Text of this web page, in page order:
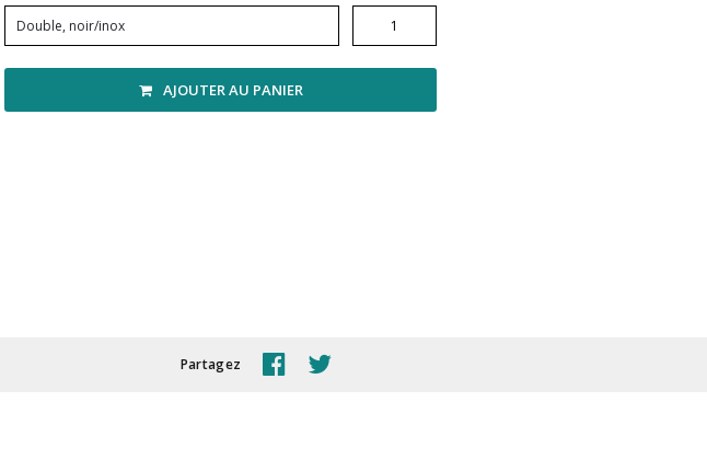
Double, noir/inox
AJOUTER AU PANIER
Partagez